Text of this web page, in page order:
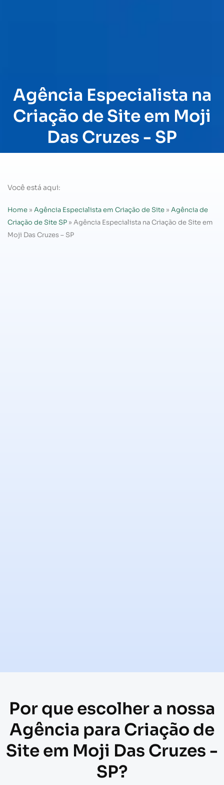
Agência Especialista na
Criação de Site em Moji
Das Cruzes - SP
Você está aqui:
Home » Agência Especialista em Criação de Site » Agência de
Criação de Site SP » Agência Especialista na Criação de Site em
Moji Das Cruzes – SP
Por que escolher a nossa
Agência para Criação de
Site em Moji Das Cruzes -
SP?